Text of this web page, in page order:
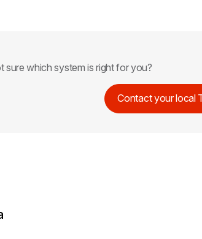
sure which system is right for you?
Contact your local